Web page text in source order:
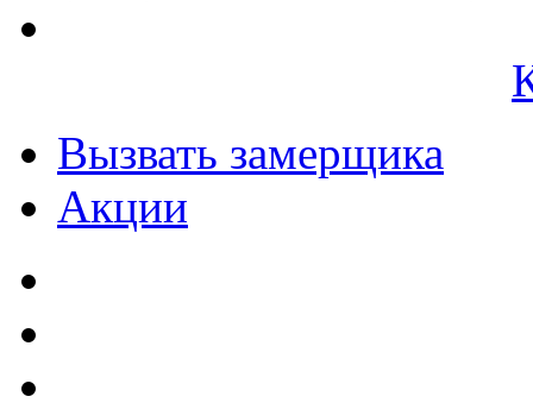
Вызвать замерщика
Акции